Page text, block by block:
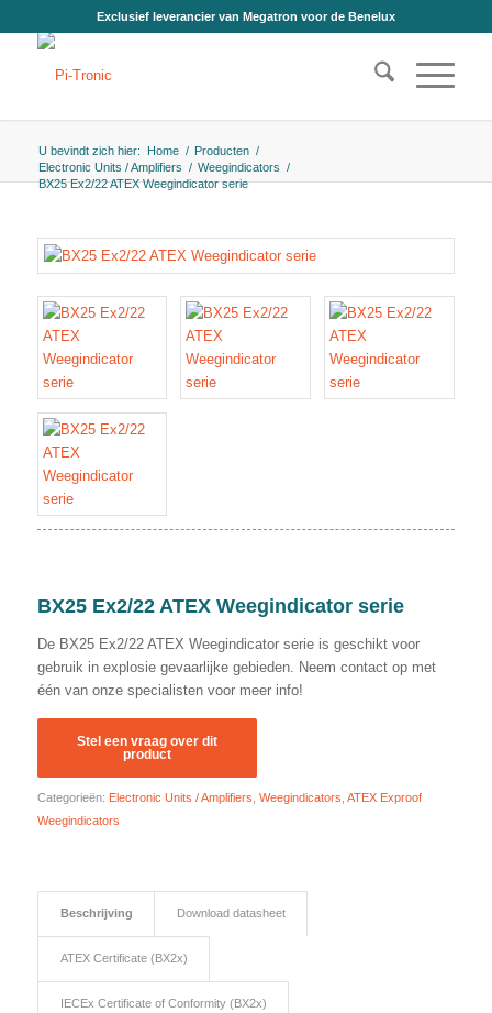
Exclusief leverancier van Megatron voor de Benelux
U bevindt zich hier: Home / Producten /
Electronic Units / Amplifiers / Weegindicators /
BX25 Ex2/22 ATEX Weegindicator serie
BX25 Ex2/22 ATEX Weegindicator serie
De BX25 Ex2/22 ATEX Weegindicator serie is geschikt voor
gebruik in explosie gevaarlijke gebieden. Neem contact op met
één van onze specialisten voor meer info!
Categorieën: Electronic Units / Amplifiers Weegindicators ATEX Exproof
Weegindicators
Beschrijving Download datasheet
ATEX Certificate (BX2x)
IECEx Certificate of Conformity (BX2x)